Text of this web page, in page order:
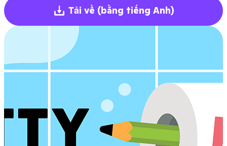
Tải về (bằng tiếng Anh)